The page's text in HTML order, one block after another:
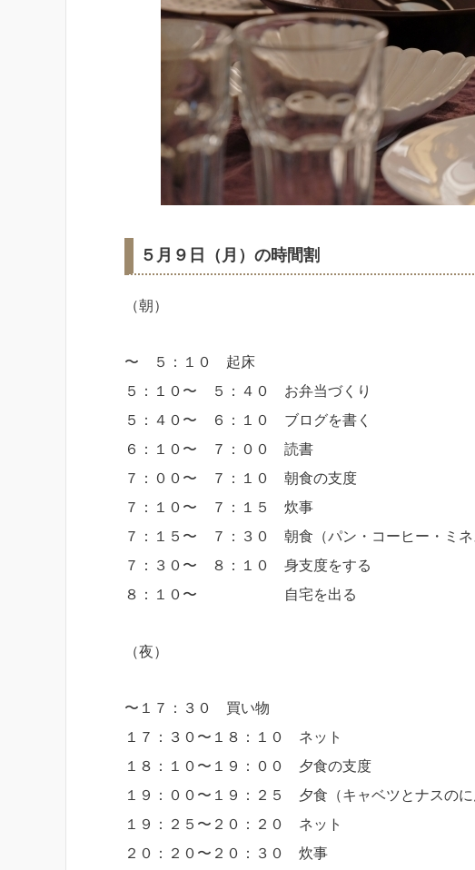
５月９日（月）の時間割
（朝）
〜 ５：１０ 起床
５：１０〜 ５：４０ お弁当づくり
５：４０〜 ６：１０ ブログを書く
６：１０〜 ７：００ 読書
７：００〜 ７：１０ 朝食の支度
７：１０〜 ７：１５ 炊事
７：１５〜 ７：３０ 朝食（パン・コーヒー・ミネ
７：３０〜 ８：１０ 身支度をする
８：１０〜 自宅を出る
（夜）
〜１７：３０ 買い物
１７：３０〜１８：１０ ネット
１８：１０〜１９：００ 夕食の支度
１９：００〜１９：２５ 夕食（キャベツとナスのに
１９：２５〜２０：２０ ネット
２０：２０〜２０：３０ 炊事